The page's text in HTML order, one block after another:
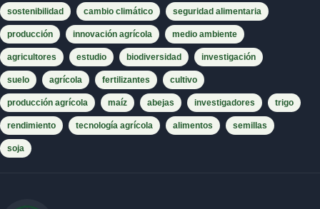
sostenibilidad cambio climático seguridad alimentaria
producción innovación agrícola medio ambiente
agricultores estudio biodiversidad investigación
suelo agrícola fertilizantes cultivo
producción agrícola maíz abejas investigadores trigo
rendimiento tecnología agrícola alimentos semillas
soja